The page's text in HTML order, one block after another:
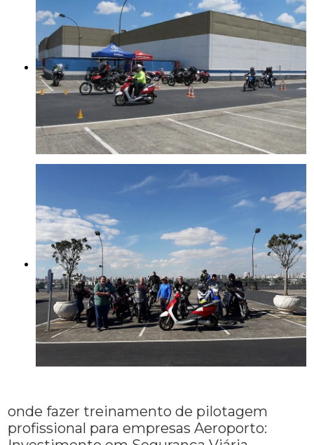
onde fazer treinamento de pilotagem
profissional para empresas Aeroporto: